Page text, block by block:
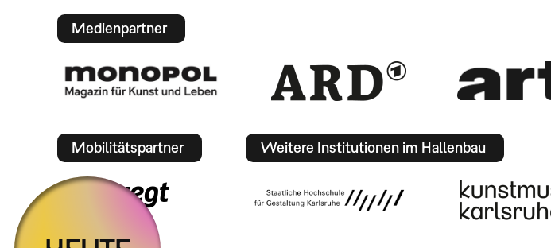
Medienpartner
Mobilitätspartner Weitere Institutionen im Hallenbau